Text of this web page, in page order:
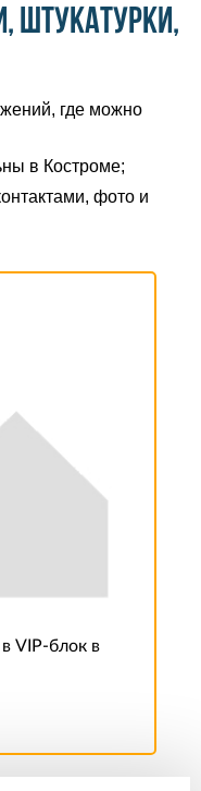
штукатурки,
где можно
в Костроме;
фото и
VIP-блок в